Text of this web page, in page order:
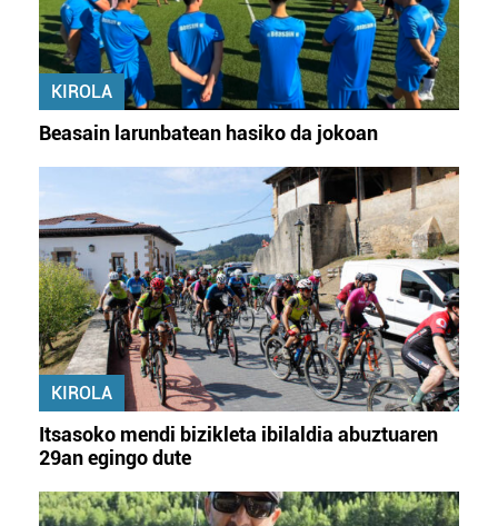
KIROLA
Beasain larunbatean hasiko da jokoan
KIROLA
Itsasoko mendi bizikleta ibilaldia abuztuaren
29an egingo dute